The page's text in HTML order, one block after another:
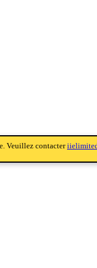
Veuillez contacter